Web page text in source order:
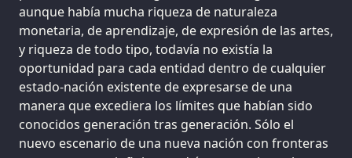
aunque había mucha riqueza de naturaleza
monetaria, de aprendizaje, de expresión de las artes,
y riqueza de todo tipo, todavía no existía la
oportunidad para cada entidad dentro de cualquier
estado-nación existente de expresarse de una
manera que excediera los límites que habían sido
conocidos generación tras generación. Sólo el
nuevo escenario de una nueva nación con fronteras